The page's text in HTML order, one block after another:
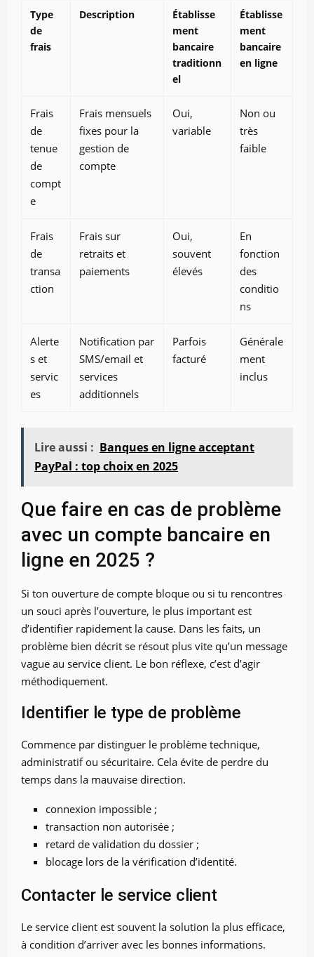
Type
de
frais
Description
Établisse
ment
bancaire
traditionn
el
Établisse
ment
bancaire
en ligne
Frais
de
tenue
de
compt
e
Frais mensuels
fixes pour la
gestion de
compte
Oui,
variable
Non ou
très
faible
Frais
de
transa
ction
Frais sur
retraits et
paiements
Oui,
souvent
élevés
En
fonction
des
conditio
ns
Alerte
s et
servic
es
Notification par
SMS/email et
services
additionnels
Parfois
facturé
Générale
ment
inclus
Lire aussi : Banques en ligne acceptant
PayPal : top choix en 2025
Que faire en cas de problème
avec un compte bancaire en
ligne en 2025 ?
Si ton ouverture de compte bloque ou si tu rencontres
un souci après l’ouverture, le plus important est
d’identifier rapidement la cause. Dans les faits, un
problème bien décrit se résout plus vite qu’un message
vague au service client. Le bon réflexe, c’est d’agir
méthodiquement.
Identifier le type de problème
Commence par distinguer le problème technique,
administratif ou sécuritaire. Cela évite de perdre du
temps dans la mauvaise direction.
connexion impossible ;
transaction non autorisée ;
retard de validation du dossier ;
blocage lors de la vérification d’identité.
Contacter le service client
Le service client est souvent la solution la plus efficace,
à condition d’arriver avec les bonnes informations.